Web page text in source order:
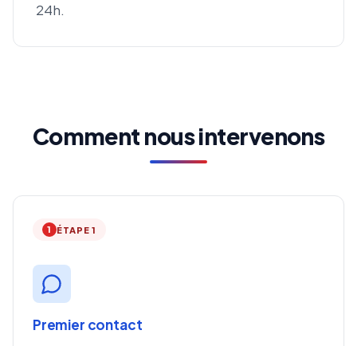
24h.
Comment nous intervenons
1 ÉTAPE 1
Premier contact